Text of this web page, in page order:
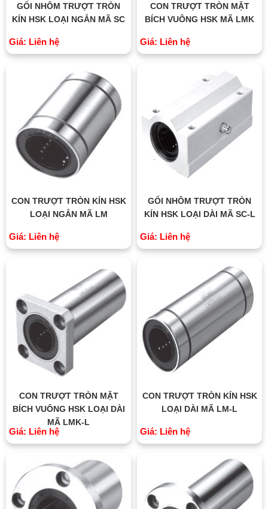
GỐI NHÔM TRƯỢT TRÒN
KÍN HSK LOẠI NGẮN MÃ SC
Giá: Liên hệ
CON TRƯỢT TRÒN MẶT
BÍCH VUÔNG HSK MÃ LMK
Giá: Liên hệ
CON TRƯỢT TRÒN KÍN HSK
LOẠI NGẮN MÃ LM
Giá: Liên hệ
GỐI NHÔM TRƯỢT TRÒN
KÍN HSK LOẠI DÀI MÃ SC-L
Giá: Liên hệ
CON TRƯỢT TRÒN MẶT
BÍCH VUÔNG HSK LOẠI DÀI
MÃ LMK-L
Giá: Liên hệ
CON TRƯỢT TRÒN KÍN HSK
LOẠI DÀI MÃ LM-L
Giá: Liên hệ